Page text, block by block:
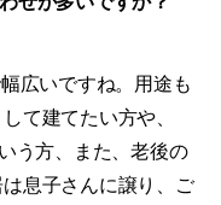
広いですね。用途も
て建てたい方や、
う方、また、老後の
息子さんに譲り、ご